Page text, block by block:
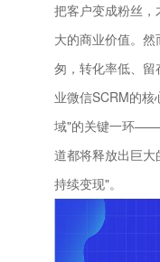
把客户变成粉丝
大的商业价值。
匆，转化率低、
业微信SCRM的
域"的关键一环——
道都将释放出巨大
持续变现"。